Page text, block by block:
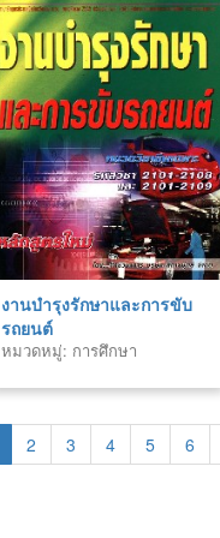
งานบำรุงรักษาและการขับ
รถยนต์
หมวดหมู่: การศึกษา
2 3 4 5 6